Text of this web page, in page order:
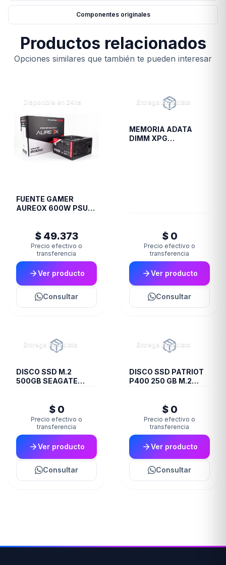
Componentes originales
Productos relacionados
Opciones similares que también te pueden interesar
Disponible en 24hs
FUENTE GAMER
AUREOX 600W PSU
$ 49.373
Precio efectivo o
transferencia
Ver producto
Consultar
Entrega inmediata
MEMORIA ADATA
DIMM XPG
$ 0
Precio efectivo o
transferencia
Ver producto
Consultar
Entrega inmediata
DISCO SSD M.2
500GB SEAGATE
$ 0
Precio efectivo o
transferencia
Ver producto
Consultar
Entrega inmediata
DISCO SSD PATRIOT
P400 250 GB M.2
$ 0
Precio efectivo o
transferencia
Ver producto
Consultar